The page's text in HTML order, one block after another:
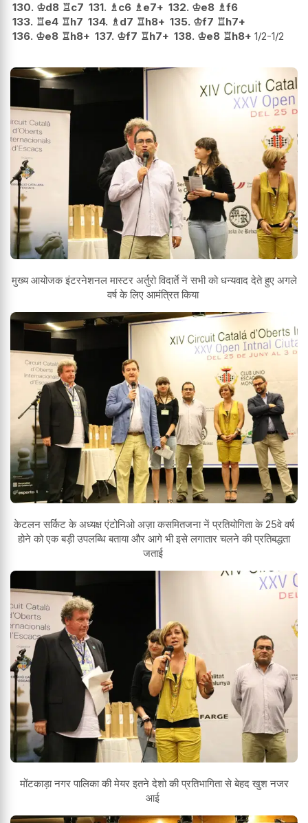
130. ♔d8 ♖c7 131. ♗c6 ♗e7+ 132. ♔e8 ♗f6
133. ♖e4 ♖h7 134. ♗d7 ♖h8+ 135. ♔f7 ♖h7+
136. ♔e8 ♖h8+ 137. ♔f7 ♖h7+ 138. ♔e8 ♖h8+ 1/2-1/2
मुख्य आयोजकइंटरनेशनल मास्टर अर्तुरो विदार्ते नें सभी को धन्यवाद देते हुए अगले
वर्ष के लिए आमंत्रित किया
केटलन सर्किट के अध्यक्ष एंटोनिओ अज़ा कसमितजना नें प्रतियोगिता के 25वे वर्ष
होने को एक बड़ी उपलब्धि बताया और आगे भी इसे लगातार चलने की प्रतिबद्धता
जताई
मोंटकाड़ा नगर पालिका की मेयर इतने देशो की प्रतिभागिता से बेहद खुश नजर
आई